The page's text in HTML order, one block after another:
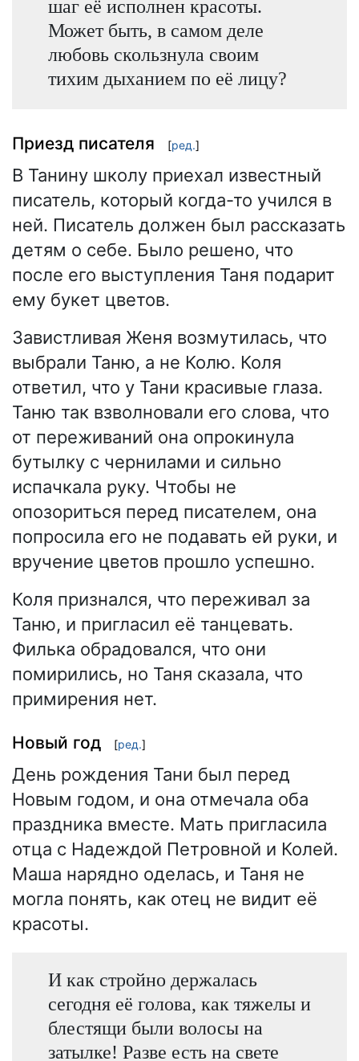
шаг её исполнен красоты.
Может быть, в самом деле
любовь скользнула своим
тихим дыханием по её лицу?
Приезд писателя [ред.]
В Танину школу приехал известный
писатель, который когда-то учился в
ней. Писатель должен был рассказать
детям о себе. Было решено, что
после его выступления Таня подарит
ему букет цветов.
Завистливая Женя возмутилась, что
выбрали Таню, а не Колю. Коля
ответил, что у Тани красивые глаза.
Таню так взволновали его слова, что
от переживаний она опрокинула
бутылку с чернилами и сильно
испачкала руку. Чтобы не
опозориться перед писателем, она
попросила его не подавать ей руки, и
вручение цветов прошло успешно.
Коля признался, что переживал за
Таню, и пригласил её танцевать.
Филька обрадовался, что они
помирились, но Таня сказала, что
примирения нет.
Новый год [ред.]
День рождения Тани был перед
Новым годом, и она отмечала оба
праздника вместе. Мать пригласила
отца с Надеждой Петровной и Колей.
Маша нарядно оделась, и Таня не
могла понять, как отец не видит её
красоты.
И как стройно держалась
сегодня её голова, как тяжелы и
блестящи были волосы на
затылке! Разве есть на свете